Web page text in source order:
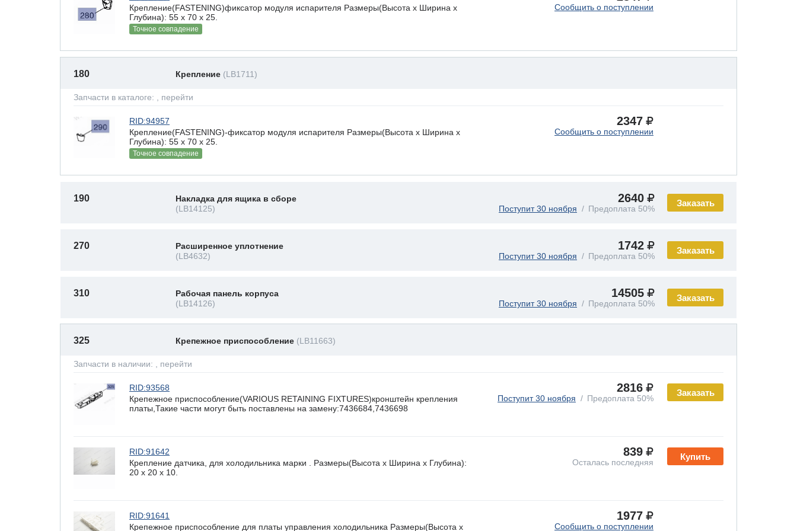
Крепление(FASTENING)фиксатор модуля испарителя Размеры(Высота х Ширина х
Глубина): 55 x 70 х 25.
Точное совпадение
Сообщить о поступлении
180 Крепление (LB1711)
Запчасти в каталоге: , перейти
RID:94957
Крепление(FASTENING)-фиксатор модуля испарителя Размеры(Высота х Ширина х
Глубина): 55 x 70 х 25.
Точное совпадение
2347
Сообщить о поступлении
Заказать
190
Накладка для ящика в сборе
(LB14125)
2640
Поступит 30 ноября Предоплата 50%
Заказать
270
Расширенное уплотнение
(LB4632)
1742
Поступит 30 ноября Предоплата 50%
Заказать
310
Рабочая панель корпуса
(LB14126)
14505
Поступит 30 ноября Предоплата 50%
325 Крепежное приспособление (LB11663)
Запчасти в наличии: , перейти
Заказать
RID:93568
Крепежное приспособление(VARIOUS RETAINING FIXTURES)кронштейн крепления
платы,Такие части могут быть поставлены на замену:7436684,7436698
2816
Поступит 30 ноября Предоплата 50%
Купить
RID:91642
Крепление датчика, для холодильника марки . Размеры(Высота х Ширина х Глубина):
20 x 20 х 10.
839
Осталась последняя
RID:91641
Крепежное приспособление для платы управления холодильника Размеры(Высота х
1977
Сообщить о поступлении